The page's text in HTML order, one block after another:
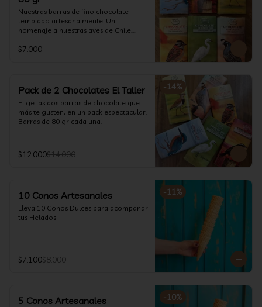
Nuestras barras de fino chocolate
templado artesanalmente. Un
homenaje a nuestras aves de Chile.
$7.000
-14%
Pack de 2 Chocolates El Taller
Elige las dos barras de chocolate que
más te gusten, en un pack espectacular.
Barras de 80 gr cada una.
$12.000$14.000
-11%
10 Conos Artesanales
Lleva 10 Conos Dulces para acompañar
tus Helados
$7.100$8.000
-10%
5 Conos Artesanales